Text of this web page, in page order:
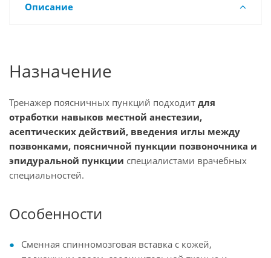
Описание
Назначение
Тренажер поясничных пункций подходит для
отработки навыков местной анестезии,
асептических действий, введения иглы между
позвонками, поясничной пункции позвоночника и
эпидуральной пункции специалистами врачебных
специальностей.
Особенности
Сменная спинномозговая вставка с кожей,